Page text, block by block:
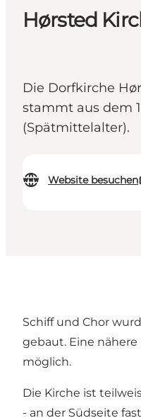
Hørsted
Die Dorfkirche
stammt aus dem
(Spätmittelalter).
Website besuchen
Schiff und Chor
gebaut. Eine
möglich.
Die Kirche ist
- an der Südseite